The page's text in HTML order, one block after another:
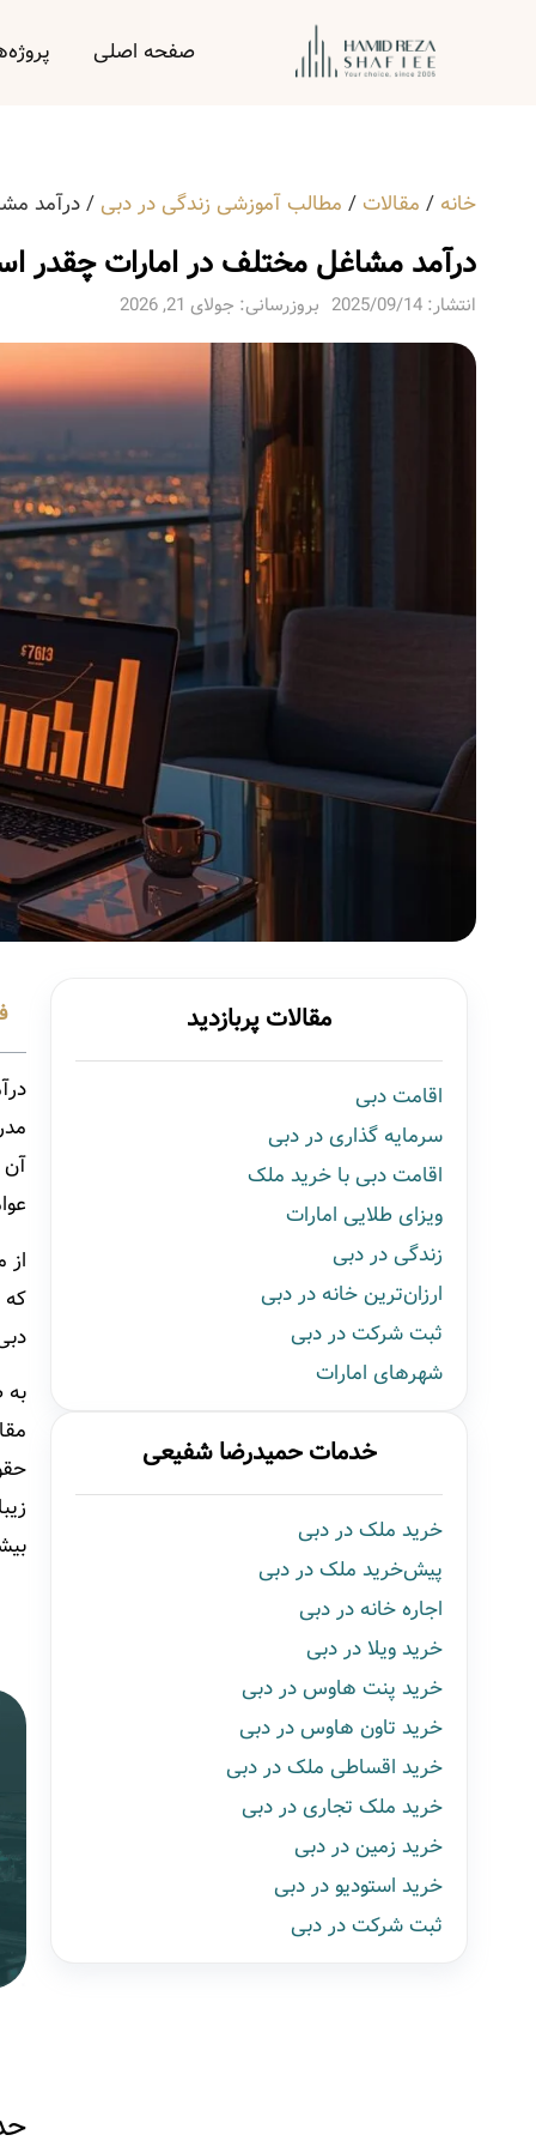
صفحه اصلی
خانه / مقالات / مطالب آموزشی زندگی در دبی /درآمد
درآمد مشاغل مختلف در امارات چقدر
انتشار: 2025/09/14 بروزرسانی: جولای 21, 2026
مقالات پربازدید
اقامت دبی
سرمایه گذاری در دبی
اقامت دبی با خرید ملک
ویزای طلایی امارات
زندگی در دبی
ارزان‌ترین خانه در دبی
ثبت شرکت در دبی
شهرهای امارات
خدمات حمیدرضا شفیعی
خرید ملک در دبی
پیش‌خرید ملک در دبی
اجاره خانه در دبی
خرید ویلا در دبی
خرید پنت هاوس در دبی
خرید تاون هاوس در دبی
خرید اقساطی ملک در دبی
خرید ملک تجاری در دبی
خرید زمین در دبی
خرید استودیو در دبی
ثبت شرکت در دبی
دبی و
به